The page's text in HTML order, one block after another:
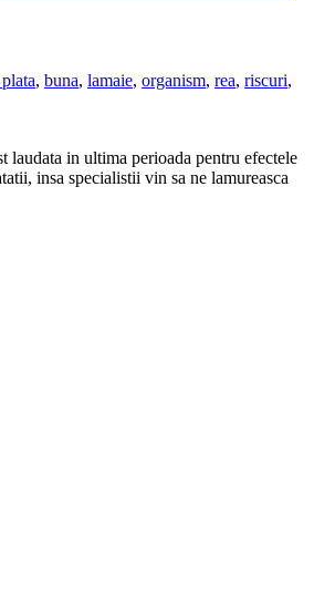
, buna, lamaie, organism, rea, riscuri,
laudata in ultima perioada pentru efectele
insa specialistii vin sa ne lamureasca